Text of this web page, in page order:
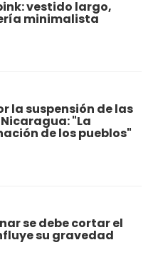
vestido largo,
minimalista
la suspensión de las
"La
de los pueblos"
se debe cortar el
su gravedad